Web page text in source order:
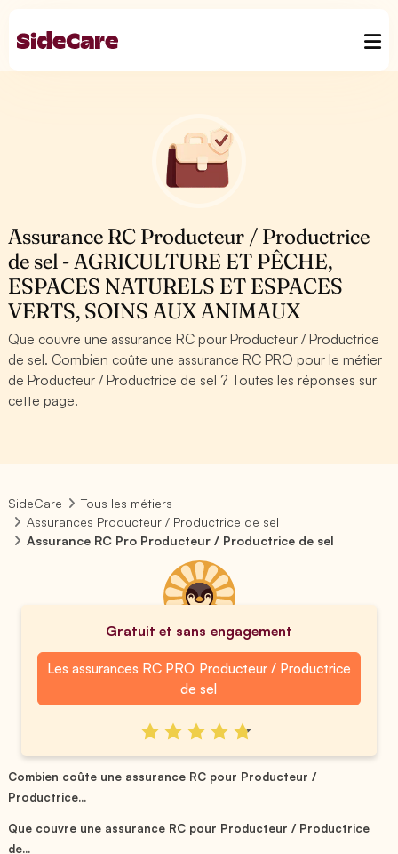
Assurance RC Producteur / Productrice
de sel - AGRICULTURE ET PÊCHE,
ESPACES NATURELS ET ESPACES
VERTS, SOINS AUX ANIMAUX
Que couvre une assurance RC pour Producteur / Productrice
de sel. Combien coûte une assurance RC PRO pour le métier
de Producteur / Productrice de sel ? Toutes les réponses sur
cette page.
SideCare
Tous les métiers
Assurances Producteur / Productrice de sel
Assurance RC Pro Producteur / Productrice de sel
Gratuit et sans engagement
Les assurances RC PRO Producteur / Productrice
de sel
Combien coûte une assurance RC pour Producteur /
Productrice...
Que couvre une assurance RC pour Producteur / Productrice
de...